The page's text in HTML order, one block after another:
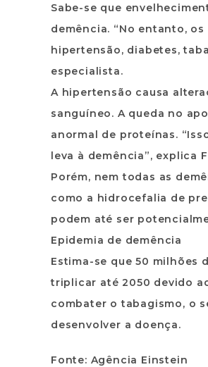
Sabe-se que
demência. “No entanto,
hipertensão, diabetes,
especialista.
A hipertensão causa
sanguíneo. A queda no
anormal de proteínas.
leva à demência”, explica
Porém, nem todas as
como a hidrocefalia de
podem até ser
Epidemia de demência
Estima-se que 50 milhões
triplicar até 2050 devido
combater o tabagismo, o
desenvolver a doença.
Fonte: Agência Einstein